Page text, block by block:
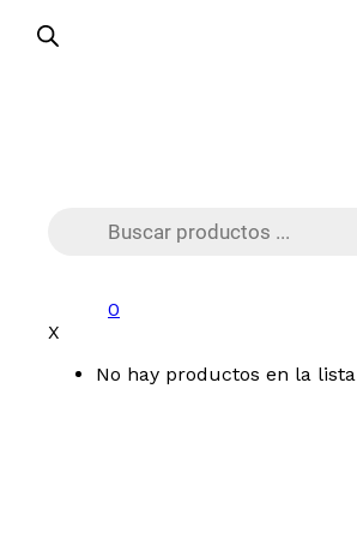
0
X
No hay productos en la lista